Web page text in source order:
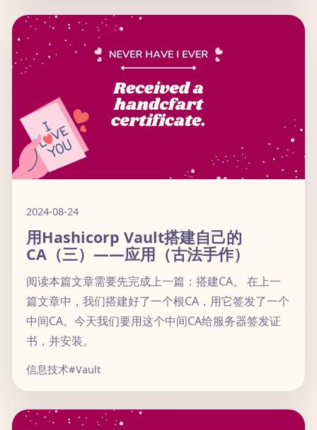
2024-08-24
用Hashicorp Vault搭建自己的
CA（三）——应用（古法手作）
阅读本篇文章需要先完成上一篇：搭建CA。 在上一
篇文章中，我们搭建好了一个根CA，用它签发了一个
中间CA。今天我们要用这个中间CA给服务器签发证
书，并安装。
信息技术#Vault